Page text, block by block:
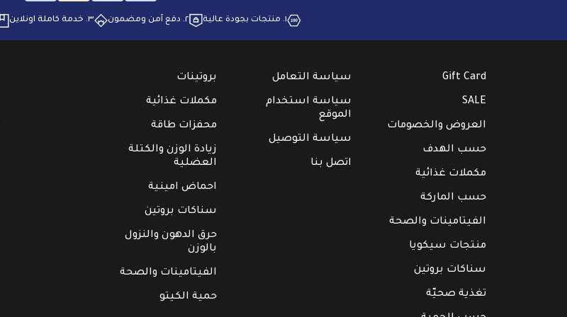
١. منتجات بجودة عالية ٢. ⁠دفع آمن ومضمون ٣. ⁠خدمة كاملة اونلاين
Gift Card
SALE
العروض والخصومات
حسب الهدف
مكملات غذائية
حسب الماركة
الفيتامينات والصحة
منتجات سيكويا
سناكات بروتين
تغذية صحيّة
سياسة التعامل
سياسة استخدام
الموقع
سياسة التوصيل
اتصل بنا
بروتينات
مكملات غذائية
محفزات طاقة
زيادة الوزن والكتلة
العضلية
احماض امينية
سناكات بروتين
حرق الدهون والنزول
بالوزن
الفيتامينات والصحة
حمية الكيتو